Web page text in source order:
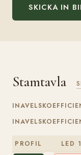
SKICKA IN
Stamtavla
PROFIL LED 1